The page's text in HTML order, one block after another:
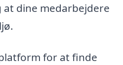
dine medarbejdere
for at finde